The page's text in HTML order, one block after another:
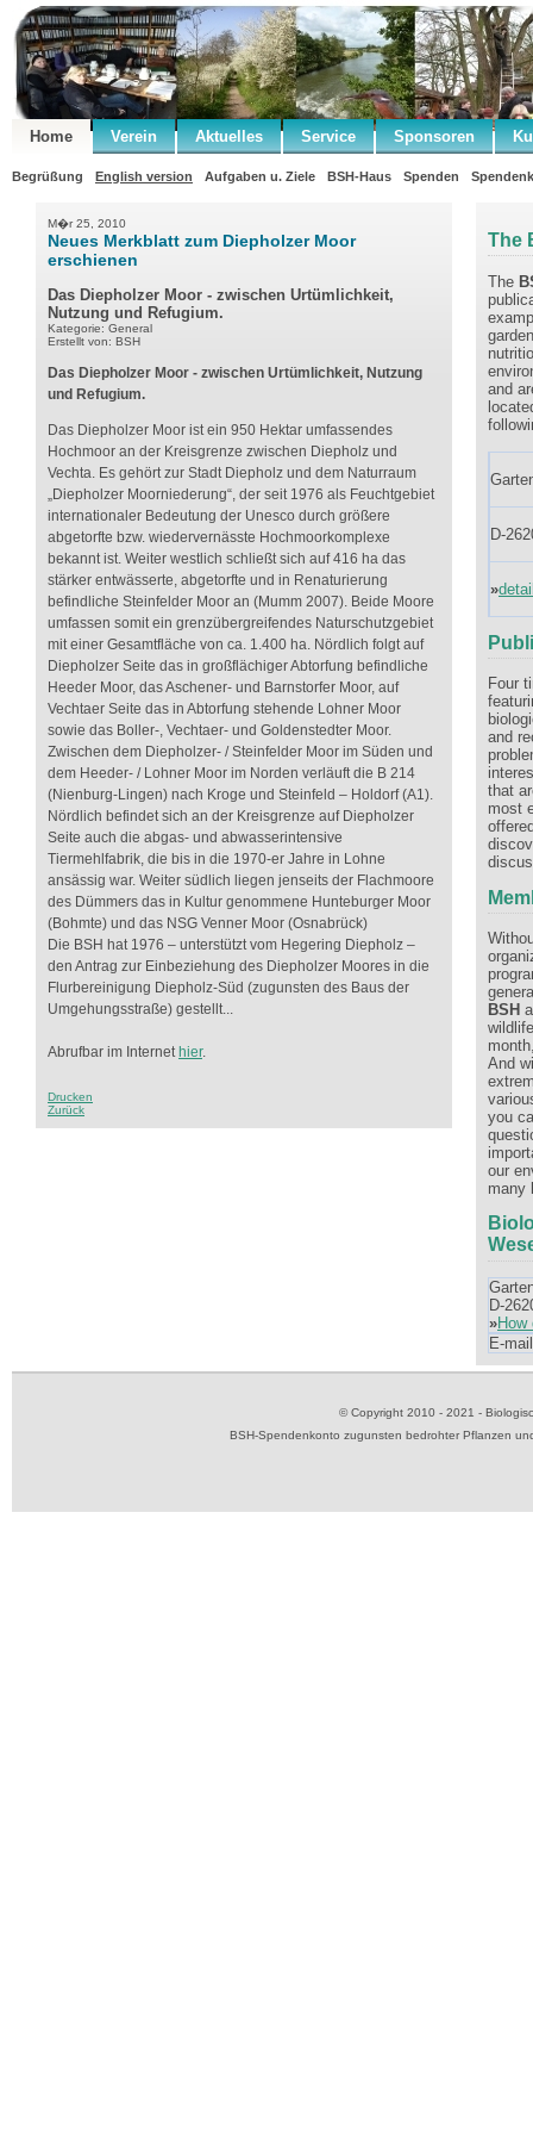
Home Verein Aktuelles Service Sponsoren
Begrüßung English version Aufgaben u. Ziele BSH-Haus Spenden
M�r 25, 2010
Neues Merkblatt zum Diepholzer Moor
erschienen
Das Diepholzer Moor - zwischen Urtümlichkeit,
Nutzung und Refugium.
Kategorie: General
Erstellt von: BSH
Das Diepholzer Moor - zwischen Urtümlichkeit, Nutzung
und Refugium.
Das Diepholzer Moor ist ein 950 Hektar umfassendes
Hochmoor an der Kreisgrenze zwischen Diepholz und
Vechta. Es gehört zur Stadt Diepholz und dem Naturraum
„Diepholzer Moorniederung“, der seit 1976 als Feuchtgebiet
internationaler Bedeutung der Unesco durch größere
abgetorfte bzw. wiedervernässte Hochmoorkomplexe
bekannt ist. Weiter westlich schließt sich auf 416 ha das
stärker entwässerte, abgetorfte und in Renaturierung
befindliche Steinfelder Moor an (Mumm 2007). Beide Moore
umfassen somit ein grenzübergreifendes Naturschutzgebiet
mit einer Gesamtfläche von ca. 1.400 ha. Nördlich folgt auf
Diepholzer Seite das in großflächiger Abtorfung befindliche
Heeder Moor, das Aschener- und Barnstorfer Moor, auf
Vechtaer Seite das in Abtorfung stehende Lohner Moor
sowie das Boller-, Vechtaer- und Goldenstedter Moor.
Zwischen dem Diepholzer- / Steinfelder Moor im Süden und
dem Heeder- / Lohner Moor im Norden verläuft die B 214
(Nienburg-Lingen) nach Kroge und Steinfeld – Holdorf (A1).
Nördlich befindet sich an der Kreisgrenze auf Diepholzer
Seite auch die abgas- und abwasserintensive
Tiermehlfabrik, die bis in die 1970-er Jahre in Lohne
ansässig war. Weiter südlich liegen jenseits der Flachmoore
des Dümmers das in Kultur genommene Hunteburger Moor
(Bohmte) und das NSG Venner Moor (Osnabrück)
Die BSH hat 1976 – unterstützt vom Hegering Diepholz –
den Antrag zur Einbeziehung des Diepholzer Moores in die
Flurbereinigung Diepholz-Süd (zugunsten des Baus der
Umgehungsstraße) gestellt...
Abrufbar im Internet hier.
Drucken
Zurück
The
The
and
D-
»
Four
and
that
most
BSH
And
you
our
many
D-
»
E-
© Copyright 2010 - 2021 -
BSH-Spendenkonto zugunsten bedrohter Pflanzen